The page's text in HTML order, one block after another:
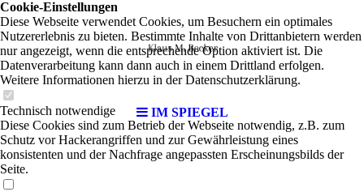
IM SPIEGEL
Cookie-Einstellungen
Diese Webseite verwendet Cookies, um Besuchern ein optimales
Nutzererlebnis zu bieten. Bestimmte Inhalte von Drittanbietern werden
nur angezeigt, wenn die entsprechende Option aktiviert ist. Die
Datenverarbeitung kann dann auch in einem Drittland erfolgen.
Weitere Informationen hierzu in der Datenschutzerklärung.
Technisch notwendige
Diese Cookies sind zum Betrieb der Webseite notwendig, z.B. zum
Schutz vor Hackerangriffen und zur Gewährleistung eines
konsistenten und der Nachfrage angepassten Erscheinungsbilds der
Seite.